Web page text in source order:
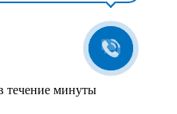
течение минуты